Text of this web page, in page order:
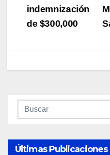
indemnización
de $300,000
Últimas Publicaciones